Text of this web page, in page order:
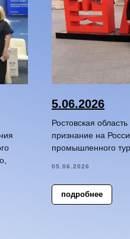
5.06.2026
Ростовская
признание на
промышленного
05.06.2026
подробнее